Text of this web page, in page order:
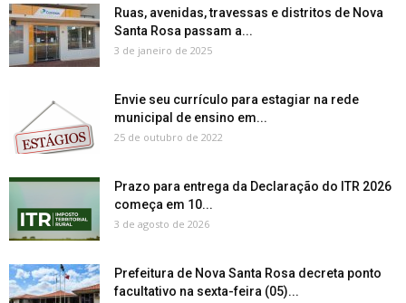
Ruas, avenidas, travessas e distritos de Nova
Santa Rosa passam a...
3 de janeiro de 2025
Envie seu currículo para estagiar na rede
municipal de ensino em...
25 de outubro de 2022
Prazo para entrega da Declaração do ITR 2026
começa em 10...
3 de agosto de 2026
Prefeitura de Nova Santa Rosa decreta ponto
facultativo na sexta-feira (05)...